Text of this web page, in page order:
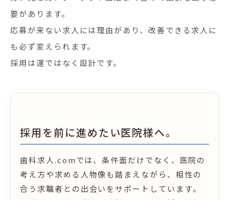
要があります。
応募が来ない求人には理由があり、改善できる求人に
も必ず変えられます。
採用は運ではなく設計です。
採用を前に進めたい医院様へ。
歯科求人.comでは、条件面だけでなく、医院の
考え方や求める人物像も踏まえながら、相性の
合う求職者との出会いをサポートしています。